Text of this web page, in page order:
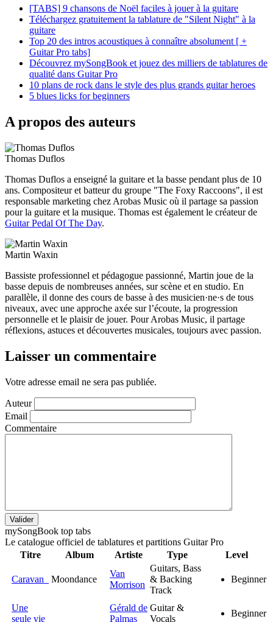
[TABS] 9 chansons de Noël faciles à jouer à la guitare
Téléchargez gratuitement la tablature de "Silent Night" à la
guitare
Top 20 des intros acoustiques à connaître absolument [ +
Guitar Pro tabs]
Découvrez mySongBook et jouez des milliers de tablatures de
qualité dans Guitar Pro
10 plans de rock dans le style des plus grands guitar heroes
5 blues licks for beginners
A propos des auteurs
Thomas Duflos
Thomas Duflos a enseigné la guitare et la basse pendant plus de 10
ans. Compositeur et batteur du groupe "The Foxy Raccoons", il est
responsable marketing chez Arobas Music où il partage sa passion
pour la guitare et la musique. Thomas est également le créateur de
Guitar Pedal Of The Day.
Martin Waxin
Bassiste professionnel et pédagogue passionné, Martin joue de la
basse depuis de nombreuses années, sur scène et en studio. En
parallèle, il donne des cours de basse à des musicien·ne·s de tous
niveaux, avec une approche axée sur l’écoute, la progression
personnelle et le plaisir de jouer. Pour Arobas Music, il partage
réflexions, astuces et découvertes musicales, toujours avec passion.
Laisser un commentaire
Votre adresse email ne sera pas publiée.
Auteur
Email
Commentaire
Valider
mySongBook top tabs
Le catalogue officiel de tablatures et partitions Guitar Pro
Titre
Album Artiste Type Level
Caravan Moondance
Van
Morrison
Guitars, Bass
& Backing
Track
Beginner
Une
seule vie
Gérald de
Palmas
Guitar &
Vocals
Beginner